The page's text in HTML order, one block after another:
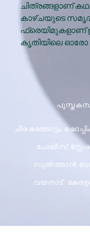
ചിത്രങ്ങളാണ്
കാഴ്ചയുടെ
കൃതിയിലെ ഓരോ
ചീരകത്തോട്ടം
പോലീസ്
സുൽത്താൻ
വയനാട്,